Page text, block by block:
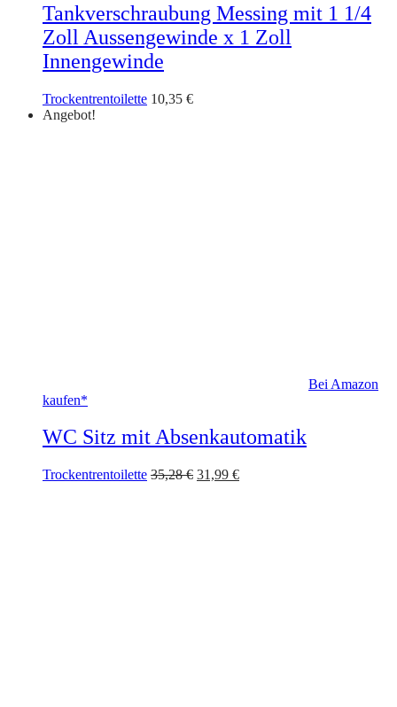
Tankverschraubung Messing mit 1 1/4
Zoll Aussengewinde x 1 Zoll
Innengewinde
Trockentrentoilette 10,35 €
Angebot!
Bei Amazon
kaufen*
WC Sitz mit Absenkautomatik
Trockentrentoilette 35,28€ Ursprünglicher
31,99 €Aktueller